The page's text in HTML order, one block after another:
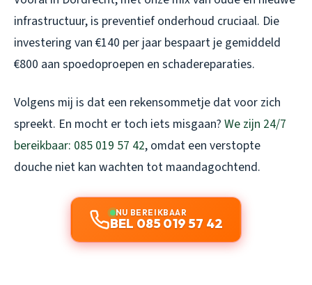
infrastructuur, is preventief onderhoud cruciaal. Die
investering van €140 per jaar bespaart je gemiddeld
€800 aan spoedoproepen en schadereparaties.
Volgens mij is dat een rekensommetje dat voor zich
spreekt. En mocht er toch iets misgaan? We zijn 24/7
bereikbaar: 085 019 57 42, omdat een verstopte
douche niet kan wachten tot maandagochtend.
NU BEREIKBAAR
BEL 085 019 57 42